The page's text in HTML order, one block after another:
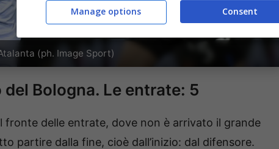
(ph. Image Sport)
Bologna. Le entrate: 5
fronte delle entrate, dove non è arrivato il grande
partire dalla fine, cioè dall’inizio: dal difensore.
Consent
Manage options